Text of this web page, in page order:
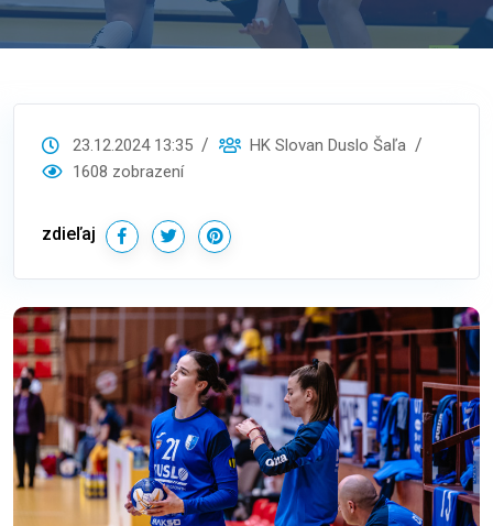
23.12.2024 13:35
HK Slovan Duslo Šaľa
1608 zobrazení
zdieľaj